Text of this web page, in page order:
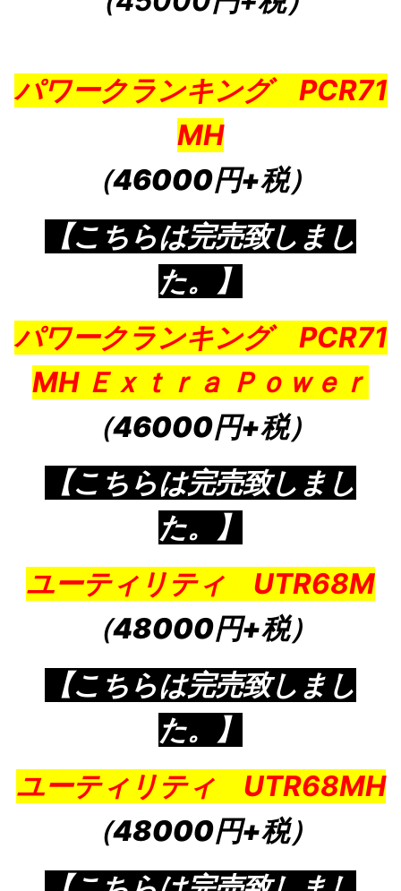
パワークランキング PCR71
MH
（46000円+税）
【こちらは完売致しまし
た。】
パワークランキング PCR71
MH Ｅｘｔｒａ Ｐｏｗｅｒ
（46000円+税）
【こちらは完売致しまし
た。】
ユーティリティ UTR68M
（48000円+税）
【こちらは完売致しまし
た。】
ユーティリティ UTR68MH
（48000円+税）